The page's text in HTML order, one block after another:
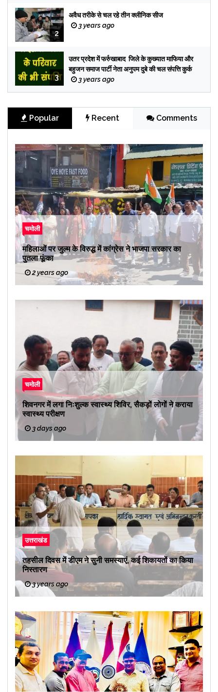
2
अवैध तरीके से चल रहे तीन क्लीनिक सीज
3 years ago
3
उतर प्रदेश में फर्रुखाबाद जिले के कुख्यात माफिया और
बहुजन समाज पार्टी नेता अनुपम दुबे की चल संपत्ति कुर्क
3 years ago
Popular Recent Comments
चमोली
महिलाओं पर जुल्म के विरुद्ध में कांग्रेस ने भाजपा सरकार का
पुतला फूंका
2 years ago
चमोली
शिवनगर में लगा निःशुल्क स्वास्थ्य शिविर, सैकड़ों लोगों ने कराया
स्वास्थ्य परीक्षण
3 days ago
उत्तराखंड
तहसील दिवस में डीएम ने सुनी समस्याएं, कई शिकायतों का किया
निस्तारण
3 years ago